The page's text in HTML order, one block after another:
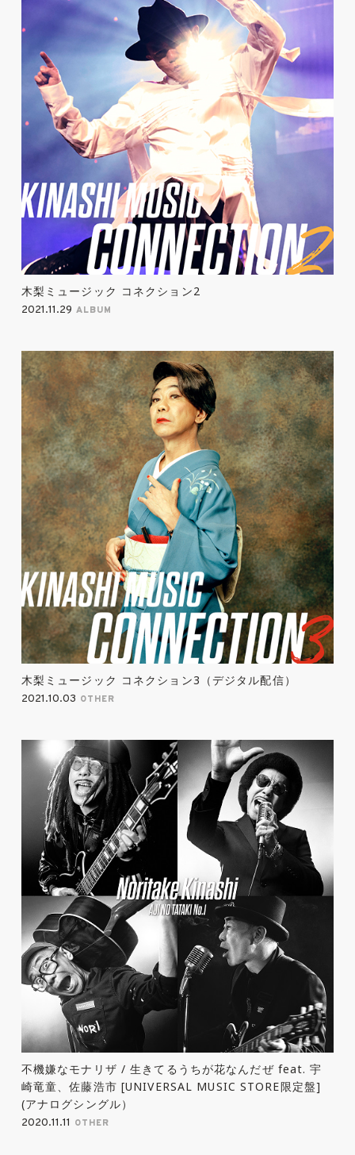
木梨ミュージック コネクション2
2021.11.29 ALBUM
木梨ミュージック コネクション3（デジタル配信）
2021.10.03 OTHER
不機嫌なモナリザ / 生きてるうちが花なんだぜ feat. 宇
崎竜童、佐藤浩市 [UNIVERSAL MUSIC STORE限定盤]
(アナログシングル）
2020.11.11 OTHER